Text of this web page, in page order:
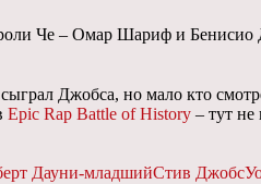
Че – Омар Шариф и Бенисио
Джобса, но мало кто
Epic Rap Battle of History – тут не
Дауни-младшийСтив Джобс